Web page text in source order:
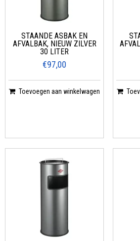
STAANDE ASBAK EN
AFVALBAK, NIEUW ZILVER
30 LITER
€97,00
Toevoegen aan winkelwagen